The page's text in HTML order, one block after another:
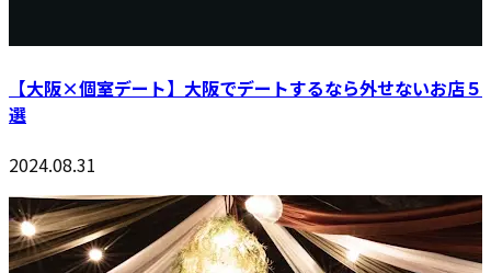
【大阪×個室デート】大阪でデートするなら外せないお店５
選
2024.08.31